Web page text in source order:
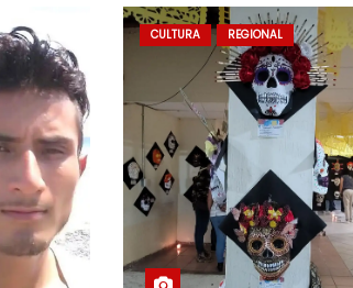
CULTURA REGIONAL